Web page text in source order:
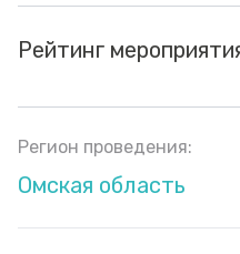
Рейтинг
Регион проведения:
Омская область